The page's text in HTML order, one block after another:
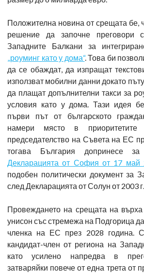
Положителна новина от срещата бе,
решение да започне преговори
Западните Балкани за
„роуминг като у дома“. Това би
да се обаждат, да изпращат
използват мобилни данни докато
да плащат допълнителни такси за
условия като у дома. Тази идея
първи път от българското
намери място в приоритетите
председателство на Съвета на ЕС
тогава България допринесе
Декларацията от София от 17 май
подобен политически документ за
след Декларацията от Солун от 2003 г.
Провеждането на срещата на
унисон със стремежа на Подгорица
членка на ЕС през 2028 година.
кандидат-член от региона на
като усилено напредва в
затваряйки повече от една трета от